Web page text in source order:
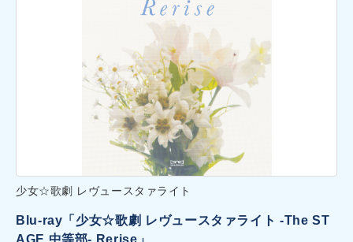
少女☆歌劇 レヴュースタァライト
Blu-ray「少女☆歌劇 レヴュースタァライト -The ST
AGE 中等部- Rerise」